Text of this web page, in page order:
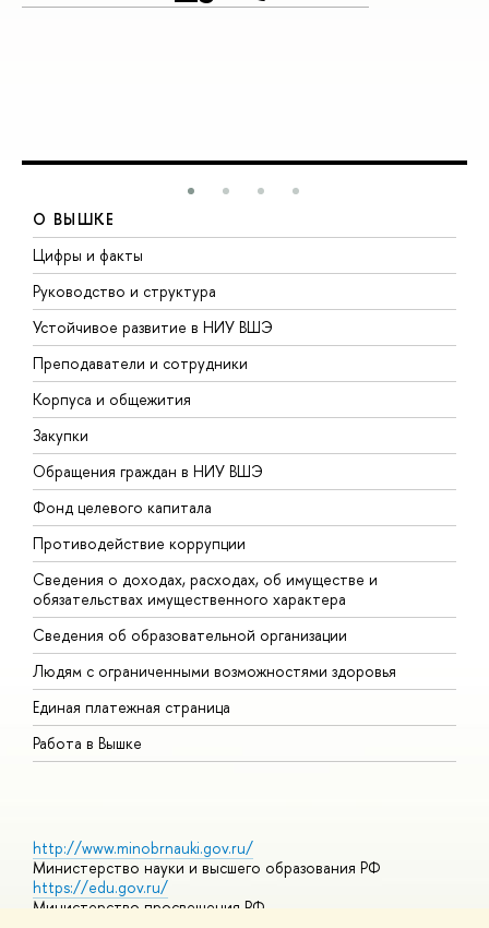
О ВЫШКЕ
Цифры и факты
Руководство и структура
Устойчивое развитие в НИУ ВШЭ
Преподаватели и сотрудники
Корпуса и общежития
Закупки
Обращения граждан в НИУ ВШЭ
Фонд целевого капитала
Противодействие коррупции
Сведения о доходах, расходах, об имуществе и
обязательствах имущественного характера
Сведения об образовательной организации
Людям с ограниченными возможностями здоровья
Единая платежная страница
Работа в Вышке
http://www.minobrnauki.gov.ru/
Министерство науки и высшего образования РФ
https://edu.gov.ru/
Министерство просвещения РФ